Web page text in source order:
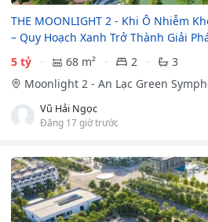
THE MOONLIGHT 2 - Khi Ô Nhiễm
– Quy Hoạch Xanh Trở Thành Giải
5 tỷ
68 m² 2
3
Moonlight 2 - An Lạc Green
Vũ Hải Ngọc
Đăng 17 giờ trước